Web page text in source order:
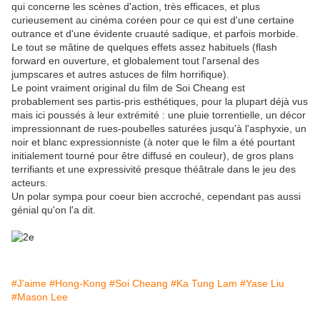
qui concerne les scènes d'action, très efficaces, et plus
curieusement au cinéma coréen pour ce qui est d'une certaine
outrance et d'une évidente cruauté sadique, et parfois morbide.
Le tout se mâtine de quelques effets assez habituels (flash
forward en ouverture, et globalement tout l'arsenal des
jumpscares et autres astuces de film horrifique).
Le point vraiment original du film de Soi Cheang est
probablement ses partis-pris esthétiques, pour la plupart déjà vus
mais ici poussés à leur extrémité : une pluie torrentielle, un décor
impressionnant de rues-poubelles saturées jusqu'à l'asphyxie, un
noir et blanc expressionniste (à noter que le film a été pourtant
initialement tourné pour être diffusé en couleur), de gros plans
terrifiants et une expressivité presque théâtrale dans le jeu des
acteurs.
Un polar sympa pour coeur bien accroché, cependant pas aussi
génial qu'on l'a dit.
#J'aime #Hong-Kong #Soi Cheang #Ka Tung Lam #Yase Liu
#Mason Lee